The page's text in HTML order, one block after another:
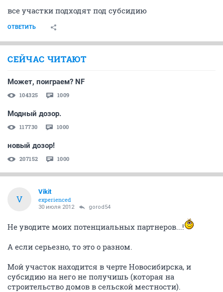
все участки подходят под субсидию
ОТВЕТИТЬ
СЕЙЧАС ЧИТАЮТ
Может, поиграем? NF
104325 1009
Модный дозор.
117730 1000
новый дозор!
207152 1000
V
Vikit
experienced
30 июля 2012 gorod54
Не уводите моих потенциальных партнеров...!
А если серьезно, то это о разном.
Мой участок находится в черте Новосибирска, и
субсидию на него не получишь (которая на
строительство домов в сельской местности).